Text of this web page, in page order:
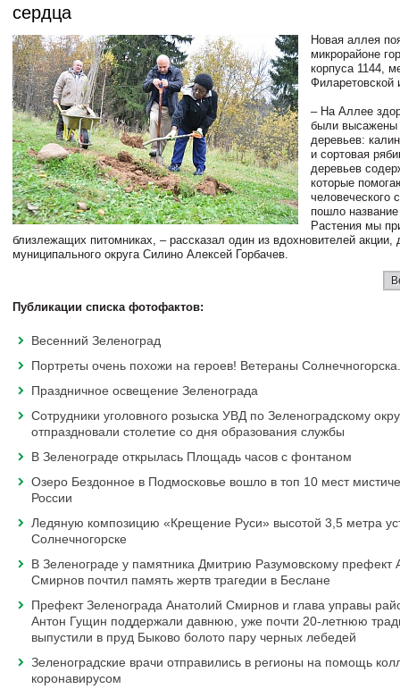
сердца
Новая аллея
микрорайоне
корпуса 1144,
Филаретовской
– На Аллее
были высажены
деревьев:
и сортовая
деревьев
которые
человеческого
пошло
Растения мы
близлежащих питомниках, – рассказал один из вдохновителей акции,
муниципального округа Силино Алексей Горбачев.
Публикации списка фотофактов:
Весенний Зеленоград
Портреты очень похожи на героев! Ветераны Солнечногорска.
Праздничное освещение Зеленограда
Сотрудники уголовного розыска УВД по Зеленоградскому
отпраздновали столетие со дня образования службы
В Зеленограде открылась Площадь часов с фонтаном
Озеро Бездонное в Подмосковье вошло в топ 10 мест
России
Ледяную композицию «Крещение Руси» высотой 3,5 метра
Солнечногорске
В Зеленограде у памятника Дмитрию Разумовскому префект
Смирнов почтил память жертв трагедии в Беслане
Префект Зеленограда Анатолий Смирнов и глава управы
Антон Гущин поддержали давнюю, уже почти 20-летнюю
выпустили в пруд Быково болото пару черных лебедей
Зеленоградские врачи отправились в регионы на помощь
коронавирусом